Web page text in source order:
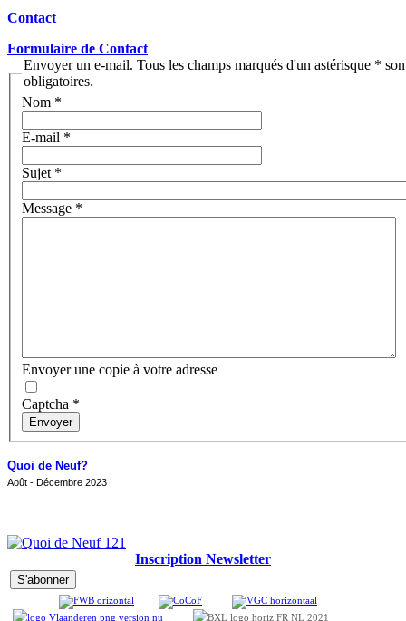
Contact
Formulaire de Contact
Envoyer un e-mail. Tous les champs marqués d'un astérisque *
obligatoires.
Nom *
E-mail *
Sujet*
Message *
Envoyer une copie à votre adresse
Captcha *
Envoyer
Quoi de Neuf?
Août - Décembre 2023
Inscription Newsletter